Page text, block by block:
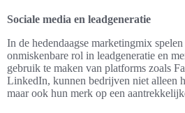
Sociale media en leadgeneratie
In de hedendaagse marketingmix
onmiskenbare rol in leadgeneratie en
gebruik te maken van platforms zoals
LinkedIn, kunnen bedrijven niet alleen
maar ook hun merk op een